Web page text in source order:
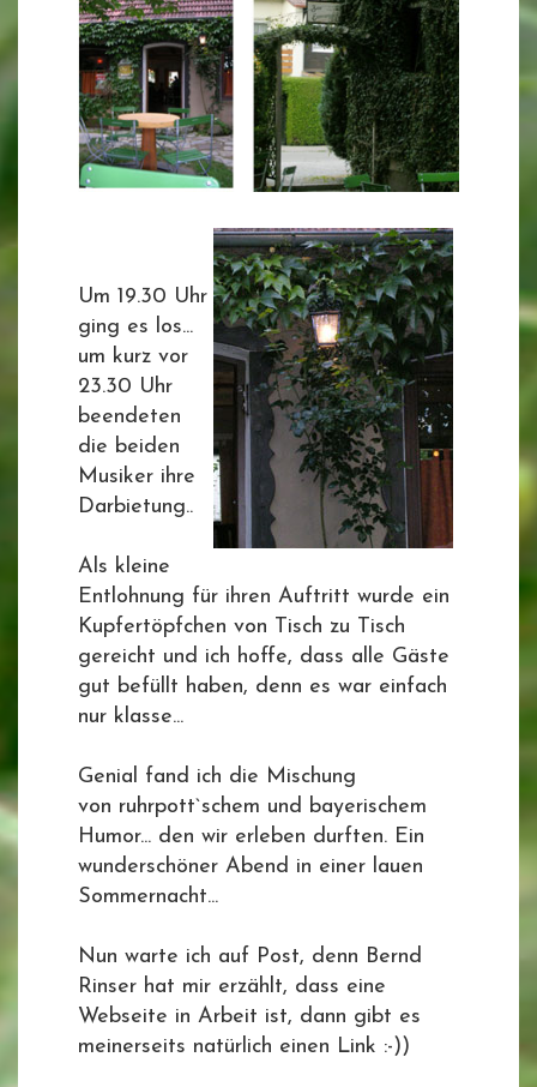
Um 19.30 Uhr
ging es los...
um kurz vor
23.30 Uhr
beendeten
die beiden
Musiker ihre
Darbietung..
Als kleine
Entlohnung für ihren Auftritt wurde ein
Kupfertöpfchen von Tisch zu Tisch
gereicht und ich hoffe, dass alle Gäste
gut befüllt haben, denn es war einfach
nur klasse...
Genial fand ich die Mischung
von ruhrpott`schem und bayerischem
Humor... den wir erleben durften. Ein
wunderschöner Abend in einer lauen
Sommernacht...
Nun warte ich auf Post, denn Bernd
Rinser hat mir erzählt, dass eine
Webseite in Arbeit ist, dann gibt es
meinerseits natürlich einen Link :-))